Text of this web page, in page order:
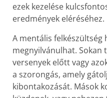
ezek kezelése
eredmények eléréséhez.
A mentális felkészültség
megnyilvánulhat. Sokan
versenyek előtt vagy
a szorongás, amely
kibontakozását. Mások